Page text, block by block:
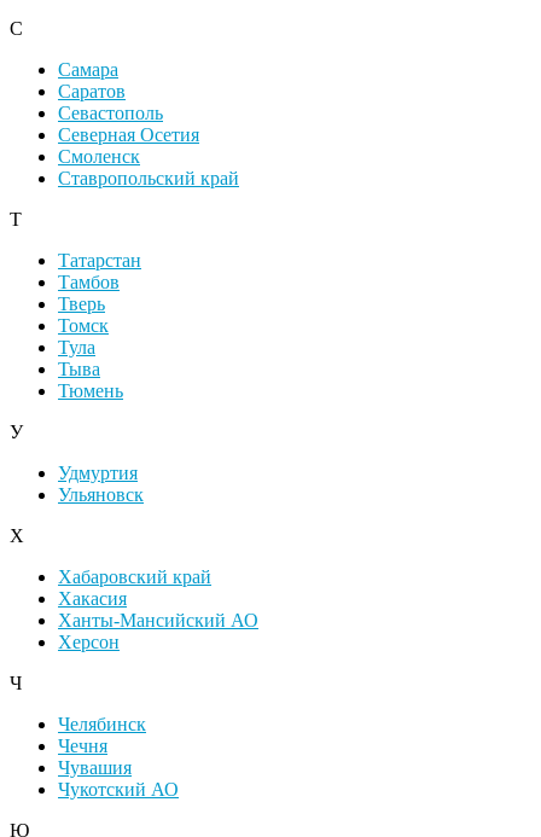
С
Самара
Саратов
Севастополь
Северная Осетия
Смоленск
Ставропольский край
Т
Татарстан
Тамбов
Тверь
Томск
Тула
Тыва
Тюмень
У
Удмуртия
Ульяновск
Х
Хабаровский край
Хакасия
Ханты-Мансийский АО
Херсон
Ч
Челябинск
Чечня
Чувашия
Чукотский АО
Ю